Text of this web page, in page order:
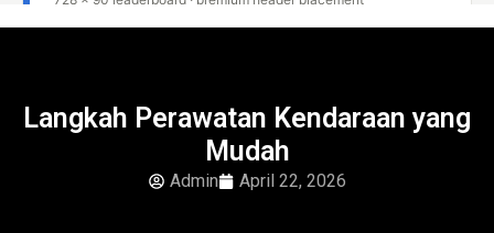
Langkah Perawatan Kendaraan yang
Mudah
Admin April 22, 2026